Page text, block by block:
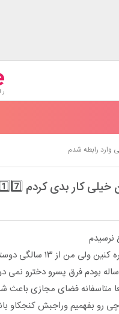
بدی کردم 1️⃣7️⃣سالگی وارد رابطه شدم
نرسیدم
از ۱۳ سالگی دوستش داشتم
متاسفانه فضای مجازی باعث
رو بفهمیم وراجبش کنجکاو